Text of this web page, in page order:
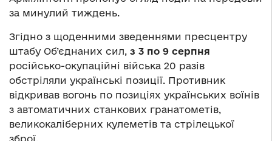
за минулий тиждень.
Згідно з щоденними зведеннями пресцентру
штабу Об’єднаних сил, з 3 по 9 серпня
російсько-окупаційні війська 20 разів
обстріляли українські позиції. Противник
відкривав вогонь по позиціях українських воїнів
з автоматичних станкових гранатометів,
великокаліберних кулеметів та стрілецької
зброї.